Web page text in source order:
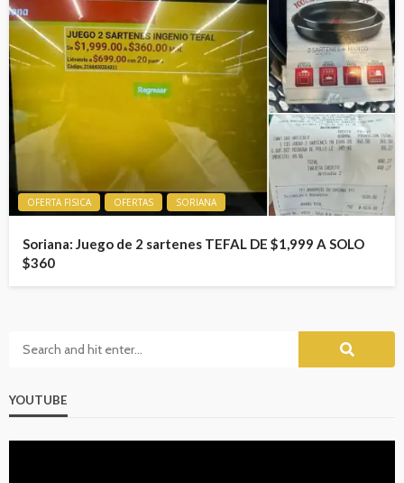
OFERTA FISICA OFERTAS SORIANA
Soriana: Juego de 2 sartenes TEFAL DE $1,999 A SOLO
$360
YOUTUBE